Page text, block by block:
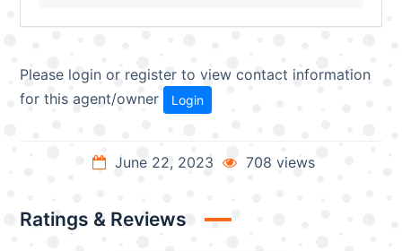
Please login or register to view contact information
for this agent/owner
Login
June 22, 2023 708 views
Ratings & Reviews